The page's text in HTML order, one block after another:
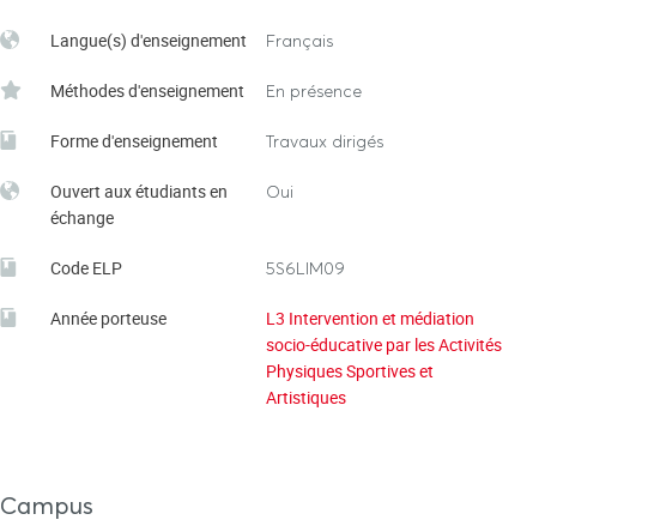
Langue(s) d'enseignement Français
Méthodes d'enseignement En présence
Forme d'enseignement Travaux dirigés
Ouvert aux étudiants en
échange
Oui
Code ELP 5S6LIM09
Année porteuse
L3 Intervention et médiation
socio-éducative par les Activités
Physiques Sportives et
Artistiques
Campus